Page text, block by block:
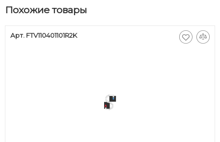
Похожие товары
Арт. FTV110401101R2K